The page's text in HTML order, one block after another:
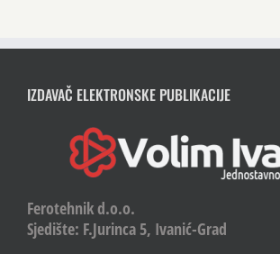
IZDAVAČ ELEKTRONSKE PUBLIKACIJE
Ferotehnik d.o.o.
Sjedište: F.Jurinca 5, Ivanić-Grad